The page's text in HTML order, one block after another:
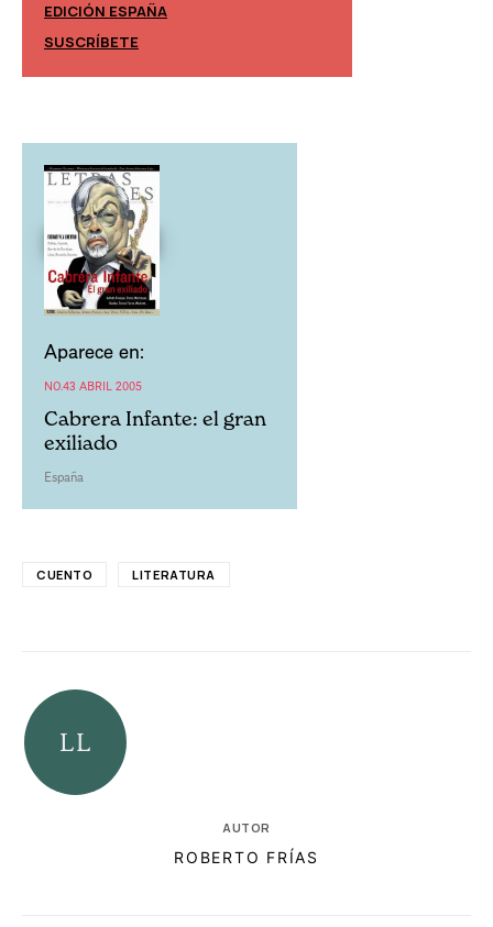
EDICIÓN ESPAÑA
SUSCRÍBETE
Aparece en:
NO.43 ABRIL 2005
Cabrera Infante: el gran
exiliado
España
CUENTO LITERATURA
AUTOR
ROBERTO FRÍAS